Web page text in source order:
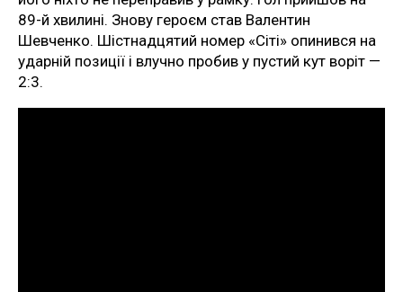
89-й хвилині. Знову героєм став Валентин
Шевченко. Шістнадцятий номер «Сіті» опинився на
ударній позиції і влучно пробив у пустий кут воріт —
2:3.